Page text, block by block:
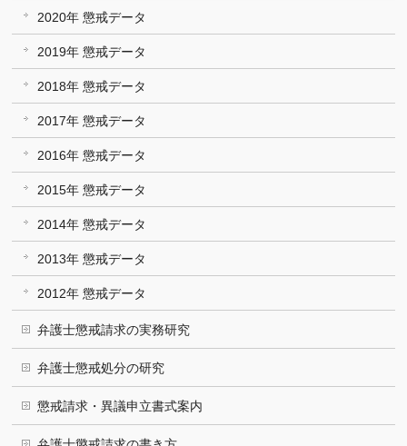
2020年 懲戒データ
2019年 懲戒データ
2018年 懲戒データ
2017年 懲戒データ
2016年 懲戒データ
2015年 懲戒データ
2014年 懲戒データ
2013年 懲戒データ
2012年 懲戒データ
弁護士懲戒請求の実務研究
弁護士懲戒処分の研究
懲戒請求・異議申立書式案内